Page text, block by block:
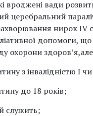
вади
церебральний
нирок
допомоги,
здоров’я,але
з інвалідністю І
до 18 років;
служить;